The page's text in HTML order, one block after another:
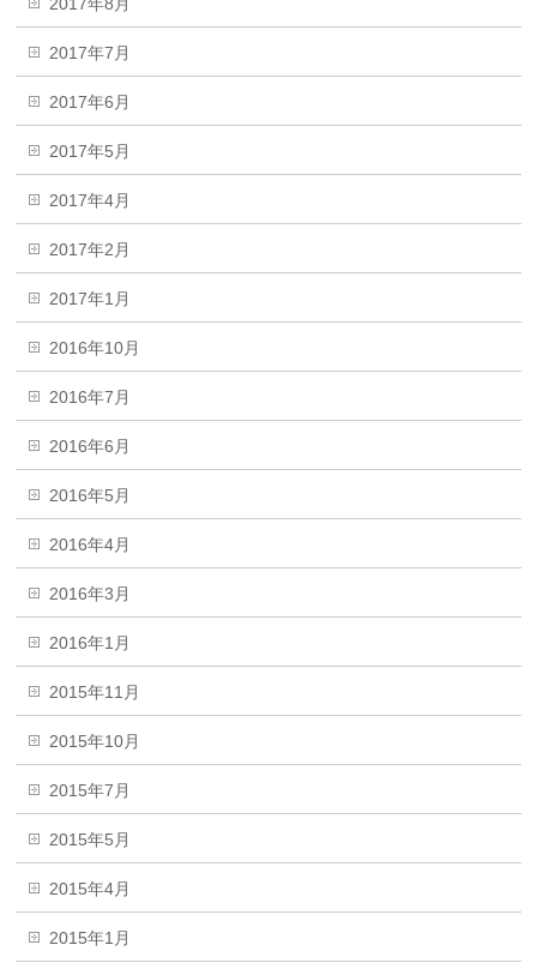
2017年7月
2017年6月
2017年5月
2017年4月
2017年2月
2017年1月
2016年10月
2016年7月
2016年6月
2016年5月
2016年4月
2016年3月
2016年1月
2015年11月
2015年10月
2015年7月
2015年5月
2015年4月
2015年1月